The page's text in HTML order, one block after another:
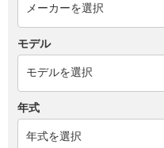
モデル
年式